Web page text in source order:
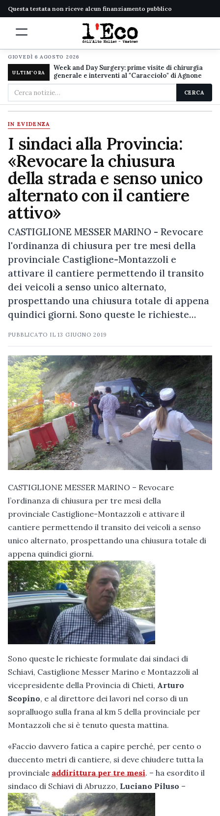
Questa testata non riceve alcun finanziamento pubblico
GIOVEDÌ 6 AGOSTO 2026
ULTIM'ORA
Week and Day Surgery: prime visite di chirurgia
generale e interventi al "Caracciolo" di Agnone
Cerca
nel
sito
CERCA
IN EVIDENZA
I sindaci alla Provincia:
«Revocare la chiusura
della strada e senso unico
alternato con il cantiere
attivo»
CASTIGLIONE MESSER MARINO - Revocare
l'ordinanza di chiusura per tre mesi della
provinciale Castiglione-Montazzoli e
attivare il cantiere permettendo il transito
dei veicoli a senso unico alternato,
prospettando una chiusura totale di appena
quindici giorni. Sono queste le richieste…
PUBBLICATO IL13 GIUGNO 2019
CASTIGLIONE MESSER MARINO – Revocare
l’ordinanza di chiusura per tre mesi della
provinciale Castiglione-Montazzoli e attivare il
cantiere permettendo il transito dei veicoli a senso
unico alternato, prospettando una chiusura totale di
appena quindici giorni.
Sono queste le richieste formulate dai sindaci di
Schiavi, Castiglione Messer Marino e Montazzoli al
vicepresidente della Provincia di Chieti, Arturo
Scopino, e al direttore dei lavori nel corso di un
sopralluogo sulla frana al km 5 della provinciale per
Montazzoli che si è tenuto questa mattina.
«Faccio davvero fatica a capire perché, per cento o
duecento metri di cantiere, si deve chiudere tutta la
provinciale addirittura per tre mesi. – ha esordito il
sindaco di Schiavi di Abruzzo, Luciano Piluso –